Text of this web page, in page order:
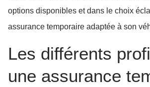
options disponibles et dans le choix
assurance temporaire adaptée à son
Les différents
une assurance